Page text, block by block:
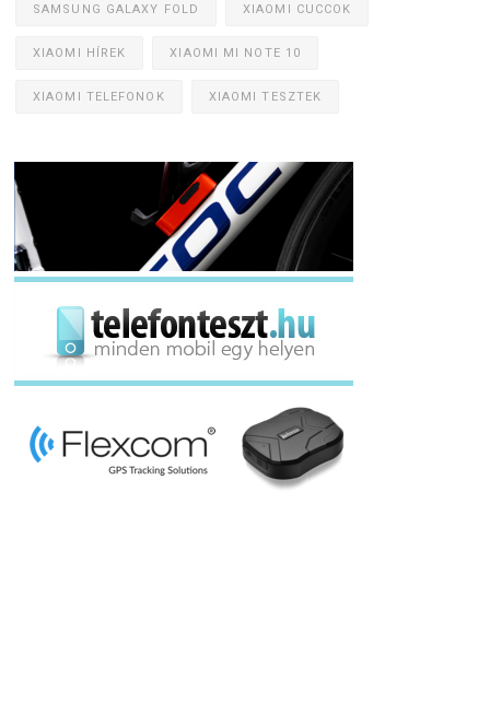
SAMSUNG GALAXY FOLD XIAOMI CUCCOK
XIAOMI HÍREK XIAOMI MI NOTE 10
XIAOMI TELEFONOK XIAOMI TESZTEK